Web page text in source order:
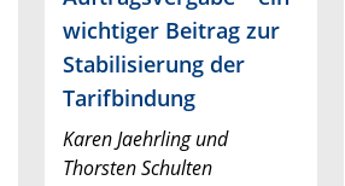
wichtiger Beitrag zur
Stabilisierung der
Tarifbindung
Karen Jaehrling und
Thorsten Schulten